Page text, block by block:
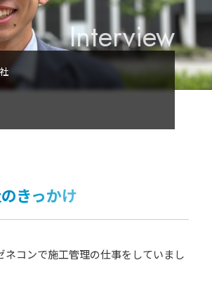
きっかけ
ネコンで施工管理の仕事をしていまし